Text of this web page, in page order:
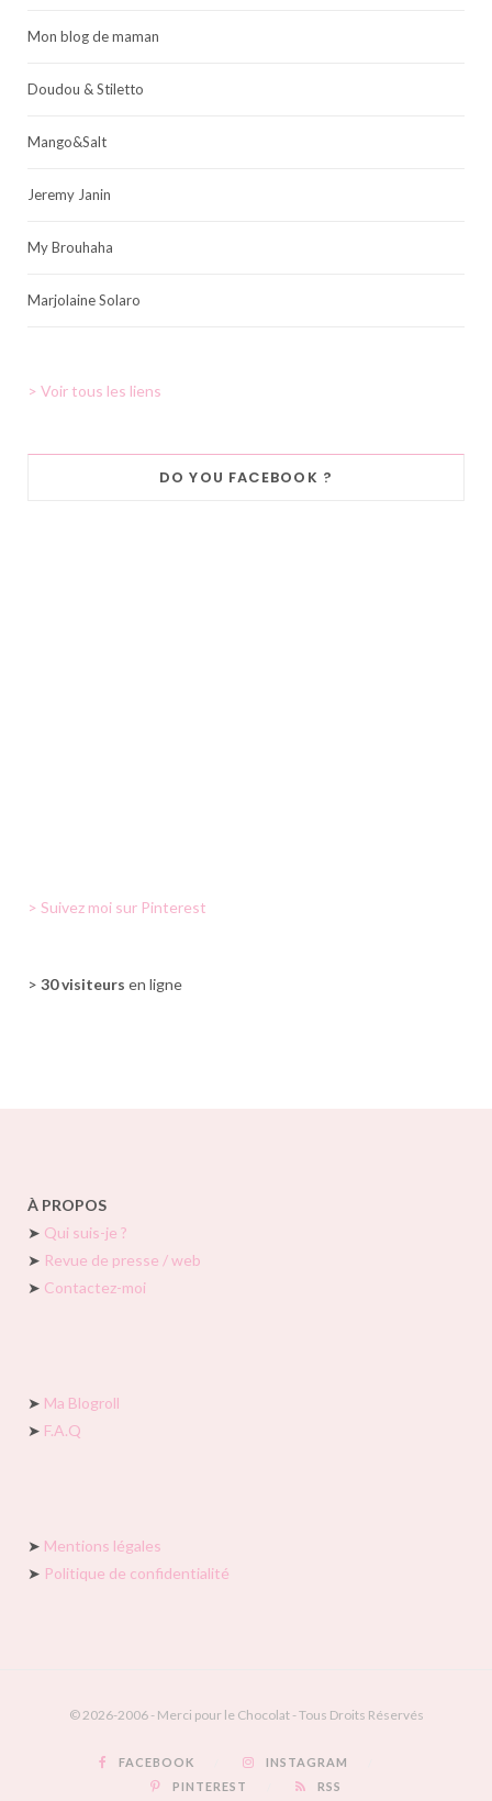
Mon blog de maman
Doudou & Stiletto
Mango&Salt
Jeremy Janin
My Brouhaha
Marjolaine Solaro
> Voir tous les liens
DO YOU FACEBOOK ?
> Suivez moi sur Pinterest
> 30 visiteurs en ligne
À PROPOS
➤ Qui suis-je ?
➤ Revue de presse / web
➤ Contactez-moi
➤ Ma Blogroll
➤ F.A.Q
➤ Mentions légales
➤ Politique de confidentialité
© 2026-2006 - Merci pour le Chocolat - Tous Droits Réservés
FACEBOOK
INSTAGRAM
PINTEREST
RSS